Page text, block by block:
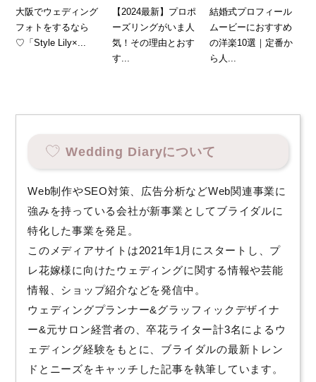
大阪でウェディング
フォトをするなら
♡「Style Lily×...
【2024最新】プロポ
ーズリングがいま人
気！その理由とおす
す...
結婚式プロフィール
ムービーにおすすめ
の洋楽10選｜定番か
ら人...
Wedding Diaryについて
Web制作やSEO対策、広告分析などWeb関連事業に
強みを持っている会社が新事業としてブライダルに
特化した事業を発足。
このメディアサイトは2021年1月にスタートし、プ
レ花嫁様に向けたウェディングに関する情報や芸能
情報、ショップ紹介などを発信中。
ウェディングプランナー&グラッフィックデザイナ
ー&元サロン経営者の、卒花ライター計3名によるウ
ェディング経験をもとに、ブライダルの最新トレン
ドとニーズをキャッチした記事を執筆しています。